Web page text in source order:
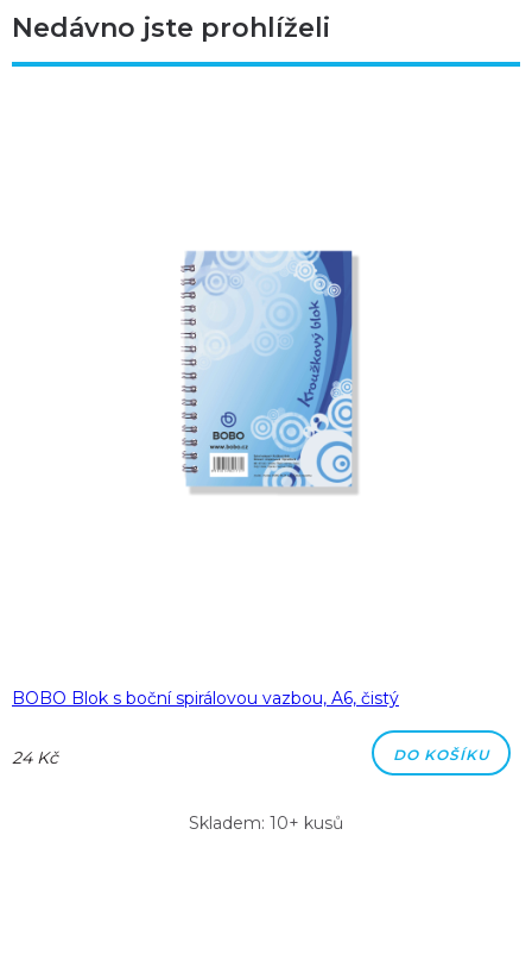
Nedávno jste prohlíželi
BOBO Blok s boční spirálovou vazbou, A6, čistý
24 Kč DO KOŠÍKU
Skladem: 10+ kusů